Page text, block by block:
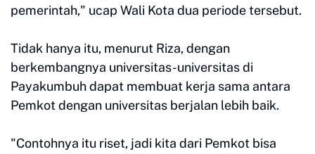
pemerintah," ucap Wali Kota dua periode tersebut.
Tidak hanya itu, menurut Riza, dengan
berkembangnya universitas-universitas di
Payakumbuh dapat membuat kerja sama antara
Pemkot dengan universitas berjalan lebih baik.
"Contohnya itu riset, jadi kita dari Pemkot bisa